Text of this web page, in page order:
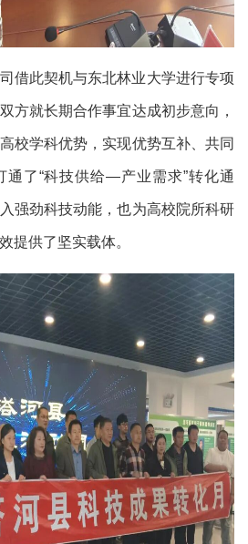
借此契机与东北林业大学进行专项
方就长期合作事宜达成初步意向，
校学科优势，实现优势互补、共同
通了“科技供给—产业需求”转化通
强劲科技动能，也为高校院所科研
提供了坚实载体。